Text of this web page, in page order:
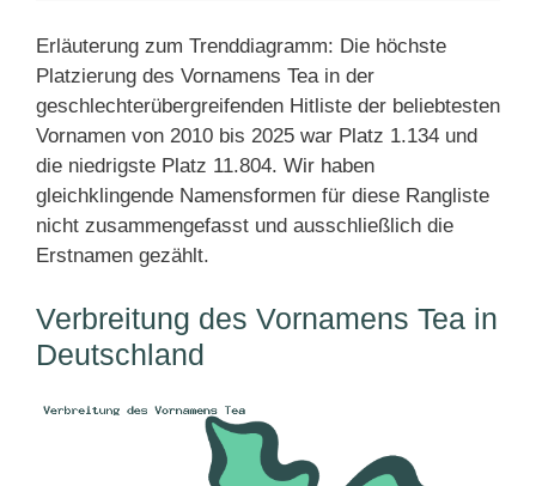
Erläuterung zum Trenddiagramm: Die höchste
Platzierung des Vornamens Tea in der
geschlechterübergreifenden Hitliste der beliebtesten
Vornamen von 2010 bis 2025 war Platz 1.134 und
die niedrigste Platz 11.804. Wir haben
gleichklingende Namensformen für diese Rangliste
nicht zusammengefasst und ausschließlich die
Erstnamen gezählt.
Verbreitung des Vornamens Tea in
Deutschland